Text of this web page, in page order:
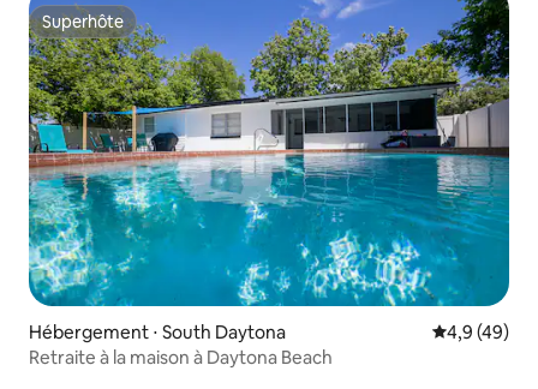
Superhôte
Superhôte
Hébergement ⋅ South Daytona Évaluation
4,9 (49)
Retraite à la maison à Daytona Beach